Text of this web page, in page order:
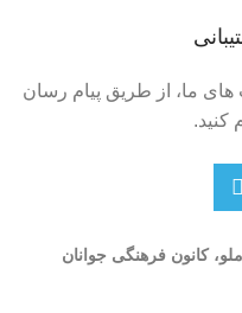
های ما، از طریق پیام رسان
کنید.
کانون فرهنگی جوانان